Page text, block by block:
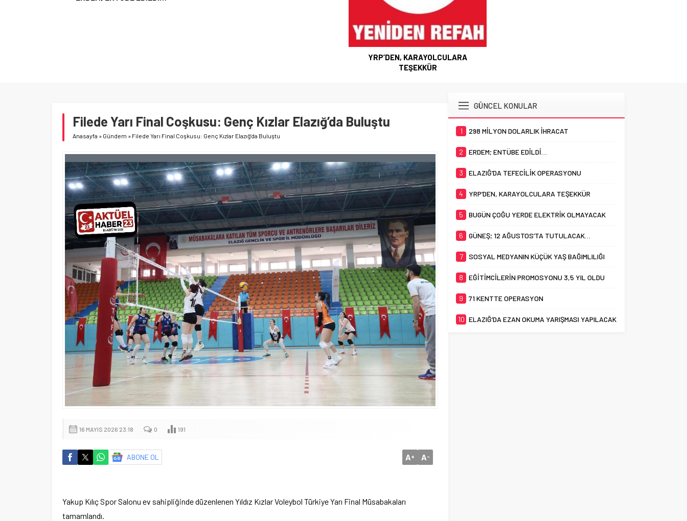
Filede Yarı Final Coşkusu: Genç Kızlar Elazığ’da Buluştu
Anasayfa » Gündem » Filede Yarı Final Coşkusu: Genç Kızlar Elazığ’da Buluştu
16 MAYIS 2026 23:18 0 191
ABONE OL A+ A-
Yakup Kılıç Spor Salonu ev sahipliğinde düzenlenen Yıldız Kızlar Voleybol Türkiye Yarı Final Müsabakaları
tamamlandı.
GÜNCEL KONULAR
1 298 MİLYON DOLARLIK İHRACAT
2 ERDEM; ENTÜBE EDİLDİ…
3 ELAZIĞ’DA TEFECİLİK OPERASYONU
4 YRP’DEN, KARAYOLCULARA TEŞEKKÜR
5 BUGÜN ÇOĞU YERDE ELEKTRİK OLMAYACAK
6 GÜNEŞ; 12 AĞUSTOS’TA TUTULACAK…
7 SOSYAL MEDYANIN KÜÇÜK YAŞ BAĞIMLILIĞI
8 EĞİTİMCİLERİN PROMOSYONU 3,5 YIL OLDU
9 71 KENTTE OPERASYON
10 ELAZIĞ’DA EZAN OKUMA YARIŞMASI YAPILACAK